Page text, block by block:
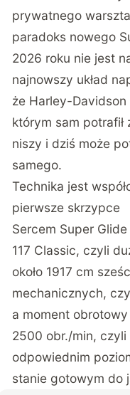
prywatnego
paradoks nowego
2026 roku nie jest
najnowszy układ
że Harley-
którym sam potrafił
niszy i dziś może
samego.
Technika jest
pierwsze skrzypce
Sercem Super
117 Classic, czyli
około 1917 cm
mechanicznych,
a moment
2500 obr./min,
odpowiednim
stanie gotowym do